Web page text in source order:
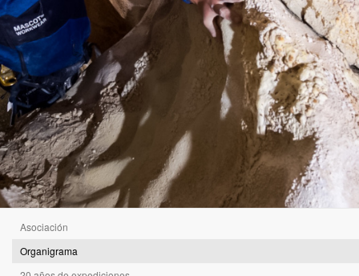
Asociación
Organigrama